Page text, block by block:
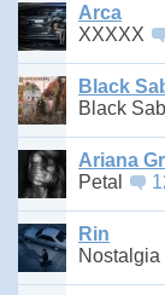
Arca
XXXXX
Black
Black
Ariana
Petal
Rin
Nostalgia